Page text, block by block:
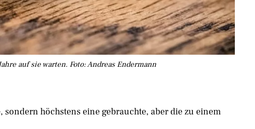
auf sie warten. Foto: Andreas Endermann
höchstens eine gebrauchte, aber die zu einem